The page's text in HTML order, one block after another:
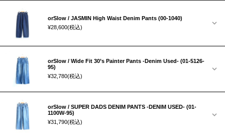
orSlow / JASMIN High Waist Denim Pants (00-1040)
¥28,600(税込)
orSlow / Wide Fit 30’s Painter Pants -Denim Used- (01-5126-
95)
¥32,780(税込)
orSlow / SUPER DADS DENIM PANTS -DENIM USED- (01-
1100W-95)
¥31,790(税込)